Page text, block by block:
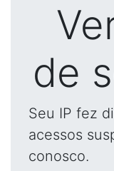
de
Seu IP fez
acessos
conosco.